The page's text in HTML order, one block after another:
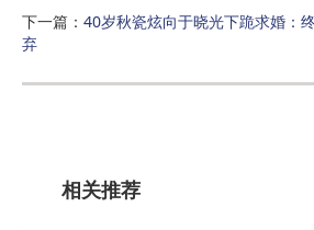
下一篇： 40岁秋瓷炫向于晓光下跪求婚：
弃
相关推荐